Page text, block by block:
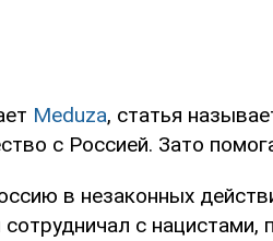
Meduza, статья
с Россией. Зато
в незаконных
с нацистами,